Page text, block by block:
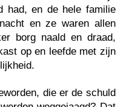
had, en de hele familie
en ze waren allen
borg naald en draad,
op en leefde met zijn
die er de schuld